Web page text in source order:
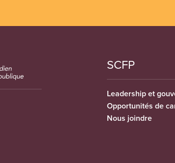
SCFP
Leadership et
Opportunités de
Nous joindre